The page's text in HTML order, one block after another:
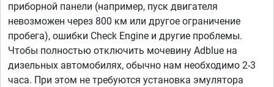
приборной панели (например, пуск двигателя
невозможен через 800 км или другое ограничение
пробега), ошибки Check Engine и другие проблемы.
Чтобы полностью отключить мочевину Adblue на
дизельных автомобилях, обычно нам необходимо 2-3
часа. При этом не требуются установка эмулятора